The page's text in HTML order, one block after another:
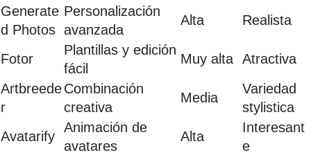
Generate
d Photos
Personalización
avanzada
Alta Realista
Fotor
Plantillas y edición
fácil
Muy alta Atractiva
Artbreede
r
Combinación
creativa
Media
Variedad
stylistica
Avatarify
Animación de
avatares
Alta
Interesant
e